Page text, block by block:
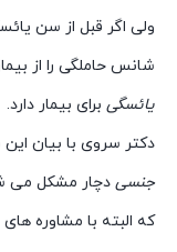
ولی اگر قبل از سن
شانس حاملگی را از
یائسگی برای بیمار دارد.
دکتر سروی با بیان
جنسی دچار مشکل می
که البته با مشاوره